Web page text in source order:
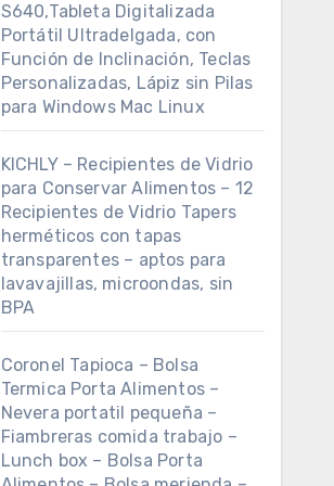
S640,Tableta Digitalizada
Portátil Ultradelgada, con
Función de Inclinación, Teclas
Personalizadas, Lápiz sin Pilas
para Windows Mac Linux
KICHLY – Recipientes de Vidrio
para Conservar Alimentos – 12
Recipientes de Vidrio Tapers
herméticos con tapas
transparentes – aptos para
lavavajillas, microondas, sin
BPA
Coronel Tapioca – Bolsa
Termica Porta Alimentos –
Nevera portatil pequeña –
Fiambreras comida trabajo –
Lunch box – Bolsa Porta